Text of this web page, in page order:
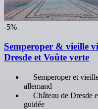
-5%
Semperoper & vieille
Dresde et Voûte verte
Semperoper et
allemand
Château de Dresde
guidée